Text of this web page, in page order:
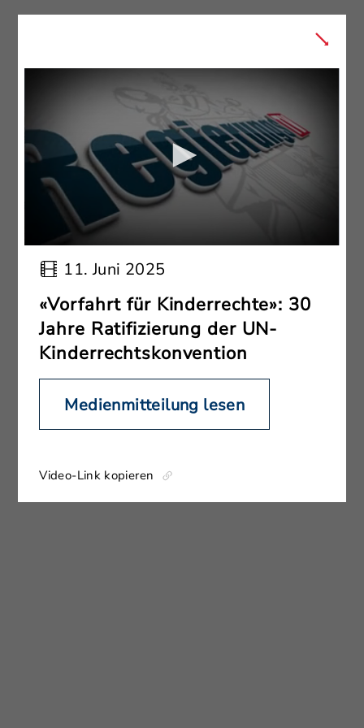
11. Juni 2025
«Vorfahrt für Kinderrechte»: 30
Jahre Ratifizierung der UN-
Kinderrechtskonvention
Medienmitteilung lesen
Video-Link kopieren